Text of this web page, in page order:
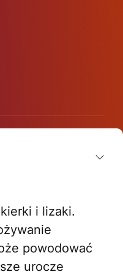
i lizaki.
powodować
urocze